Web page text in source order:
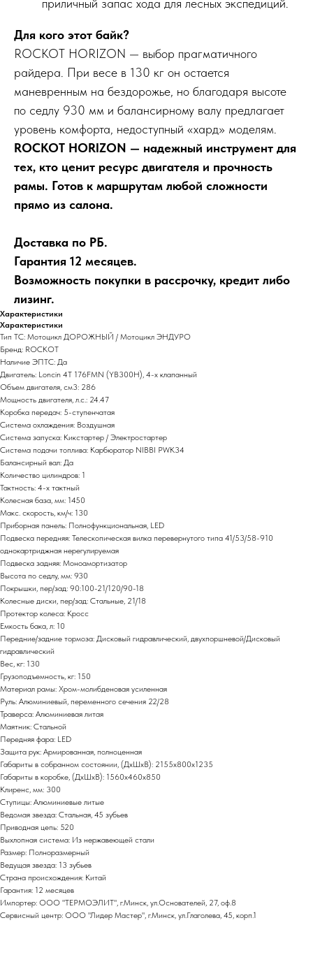
приличный запас хода для лесных экспедиций.
Для кого этот байк?
ROCKOT HORIZON — выбор прагматичного
райдера. При весе в 130 кг он остается
маневренным на бездорожье, но благодаря высоте
по седлу 930 мм и балансирному валу предлагает
уровень комфорта, недоступный «хард» моделям.
ROCKOT HORIZON — надежный инструмент для
тех, кто ценит ресурс двигателя и прочность
рамы. Готов к маршрутам любой сложности
прямо из салона.
Доставка по РБ.
Гарантия 12 месяцев.
Возможность покупки в рассрочку, кредит либо
лизинг.
Характеристики
Характеристики
Тип ТС: Мотоцикл ДОРОЖНЫЙ / Мотоцикл ЭНДУРО
Бренд: ROCKOT
Наличие ЭПТС: Да
Двигатель: Loncin 4T 176FMN (YB300H), 4-х клапанный
Объем двигателя, см3: 286
Мощность двигателя, л.с.: 24.47
Коробка передач: 5-ступенчатая
Система охлаждения: Воздушная
Система запуска: Кикстартер / Электростартер
Система подачи топлива: Карбюратор NIBBI PWK34
Балансирный вал: Да
Количество цилиндров: 1
Тактность: 4-x тактный
Колесная база, мм: 1450
Макс. скорость, км/ч: 130
Приборная панель: Полнофункциональная, LЕD
Подвеска передняя: Телескопическая вилка перевернутого типа 41/53/58-910
однокартриджная нерегулируемая
Подвеска задняя: Моноамортизатор
Высота по седлу, мм: 930
Покрышки, пер/зад: 90:100-21/120/90-18
Колесные диски, пер/зад: Стальные, 21/18
Протектор колеса: Кросс
Емкость бака, л: 10
Передние/задние тормоза: Дисковый гидравлический, двухпоршневой/Дисковый
гидравлический
Вес, кг: 130
Грузоподъемность, кг: 150
Материал рамы: Хром-молибденовая усиленная
Руль: Алюминиевый, переменного сечения 22/28
Траверса: Алюминиевая литая
Маятник: Стальной
Передняя фара: LED
Защита рук: Армированная, полноценная
Габариты в собранном состоянии, (ДхШхВ): 2155х800х1235
Габариты в коробке, (ДхШхВ): 1560х460х850
Клиренс, мм: 300
Ступицы: Алюминиевые литые
Ведомая звезда: Стальная, 45 зубьев
Приводная цепь: 520
Выхлопная система: Из нержавеющей стали
Размер: Полноразмерный
Ведущая звезда: 13 зубьев
Страна происхождения: Китай
Гарантия: 12 месяцев
Импортер: ООО "ТЕРМОЭЛИТ", г.Минск, ул.Основателей, 27, оф.8
Сервисный центр: ООО "Лидер Мастер", г.Минск, ул.Глаголева, 45, корп.1